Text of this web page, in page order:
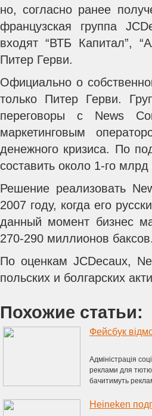
но, согласно ранее
французская группа
входят “ВТБ Капитал”,
Питер Герви.
Официально о
только Питер Герви.
переговоры с News
маркетинговым
денежного кризиса. По
составить около 1-го млрд
Решение реализовать
2007 году, когда его
данный момент бизнес
270-290 миллионов баксов.
По оценкам JCDecaux,
польских и болгарских
Похожие статьи:
Адміністрація
реклами для
бачитимуть
Heineken